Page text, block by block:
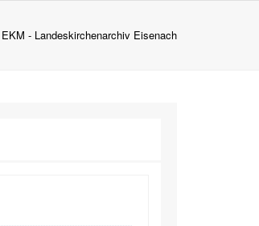
EKM - Landeskirchenarchiv Eisenach